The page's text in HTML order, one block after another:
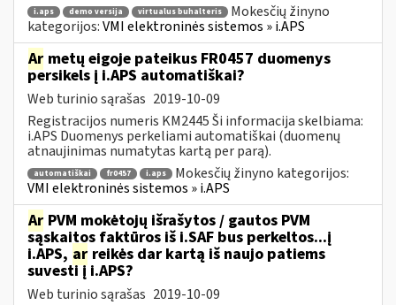
i.aps demo versija virtualus buhalteris
Mokesčių žinyno
kategorijos:VMI elektroninės sistemos » i.APS
Ar metų eigoje pateikus FR0457 duomenys
persikels į i.APS automatiškai?
Web turinio sąrašas 2019-10-09
Registracijos numeris KM2445 Ši informacija skelbiama:
i.APS Duomenys perkeliami automatiškai (duomenų
atnaujinimas numatytas kartą per parą).
automatiškai fr0457 i.aps
Mokesčių žinyno kategorijos:
VMI elektroninės sistemos » i.APS
Ar PVM mokėtojų išrašytos / gautos PVM
sąskaitos faktūros iš i.SAF bus perkeltos...į
i.APS, ar reikės dar kartą iš naujo patiems
suvesti į i.APS?
Web turinio sąrašas 2019-10-09